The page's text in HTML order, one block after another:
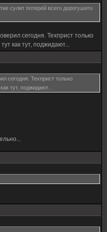
сулит потерей всего дорогушего
сегодня. Техприст только
как тут, поджидают...
сегодня. Техприст только
тут, поджидают...